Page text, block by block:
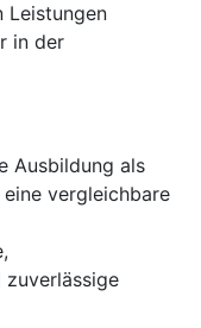
Leistungen
in der
Ausbildung als
vergleichbare